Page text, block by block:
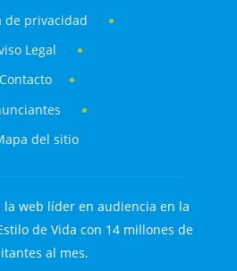
de privacidad
Legal
Contacto
del sitio
web líder en audiencia en la
de Vida con 14 millones de
al mes.